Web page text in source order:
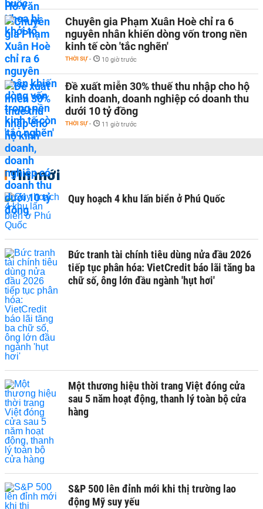
Chuyên gia Phạm Xuân Hoè chỉ ra 6
nguyên nhân khiến dòng vốn trong nền
kinh tế còn 'tắc nghẽn'
THỜI SỰ - 10 giờ trước
Đề xuất miễn 30% thuế thu nhập cho hộ
kinh doanh, doanh nghiệp có doanh thu
dưới 10 tỷ đồng
THỜI SỰ - 11 giờ trước
Tin mới
Quy hoạch 4 khu lấn biển ở Phú Quốc
Bức tranh tài chính tiêu dùng nửa đầu 2026
tiếp tục phân hóa: VietCredit báo lãi tăng ba
chữ số, ông lớn đầu ngành 'hụt hơi'
Một thương hiệu thời trang Việt đóng cửa
sau 5 năm hoạt động, thanh lý toàn bộ cửa
hàng
S&P 500 lên đỉnh mới khi thị trường lao
động Mỹ suy yếu